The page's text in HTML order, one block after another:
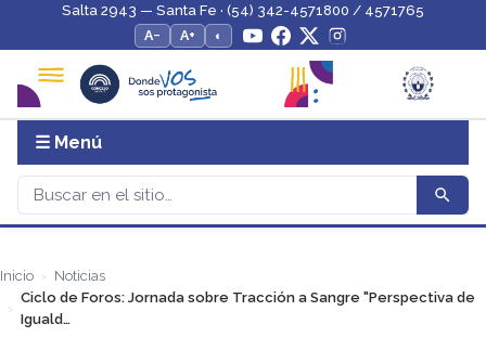
Salta 2943 — Santa Fe · (54) 342-4571800 / 4571765
A−
A+ ◐
☰ Menú
Inicio
Noticias
Ciclo de Foros: Jornada sobre Tracción a Sangre "Perspectiva de
Iguald…